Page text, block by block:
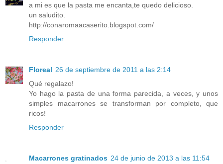
a mi es que la pasta me encanta,te quedo delicioso.
un saludito.
http://conaromaacaserito.blogspot.com/
Responder
Floreal 26 de septiembre de 2011 a las 2:14
Qué regalazo!
Yo hago la pasta de una forma parecida, a veces, y unos
simples macarrones se transforman por completo, que
ricos!
Responder
Macarrones gratinados 24 de junio de 2013 a las 11:54